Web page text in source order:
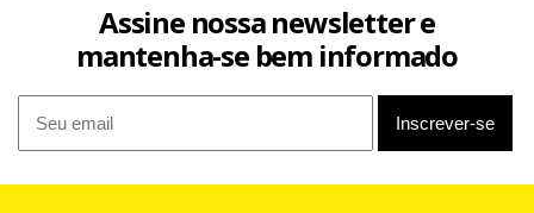
sobre a posição da iniciativa privada quanto a temas em
Assine nossa newsletter e
mantenha-se bem informado